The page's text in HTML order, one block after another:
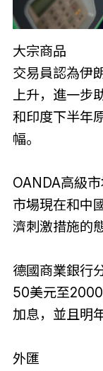
大宗商品
交易員認為伊
上升，進一步
和印度下半年
幅。
OANDA高級
市場現在和中
濟刺激措施的
德國商業銀行
50美元至
加息，並且明
外匯